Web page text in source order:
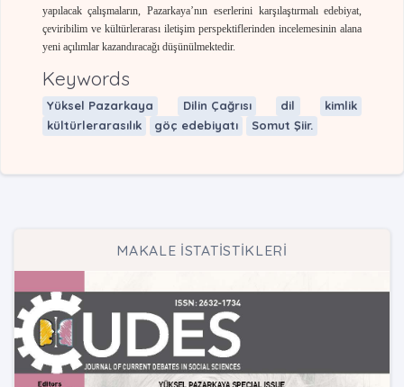
yapılacak çalışmaların, Pazarkaya’nın eserlerini karşılaştırmalı edebiyat,
çeviribilim ve kültürlerarası iletişim perspektiflerinden incelemesinin alana
yeni açılımlar kazandıracağı düşünülmektedir.
Keywords
Yüksel Pazarkaya Dilin Çağrısı dil
kimlik
kültürlerarasılık
göç edebiyatı Somut Şiir.
MAKALE İSTATİSTİKLERİ